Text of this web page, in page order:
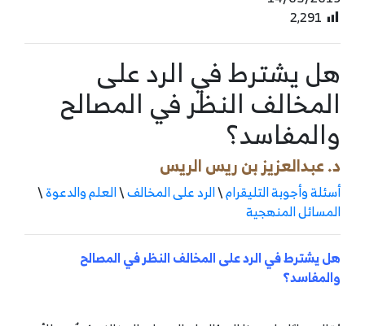
2٬291
هل يشترط في الرد على
المخالف النظر في المصالح
والمفاسد؟
د. عبدالعزيز بن ريس الريس
أسئلة وأجوبة التليقرام\الرد على المخالف\العلم والدعوة\
المسائل المنهجية
هل يشترط في الرد على المخالف النظر في المصالح
والمفاسد؟